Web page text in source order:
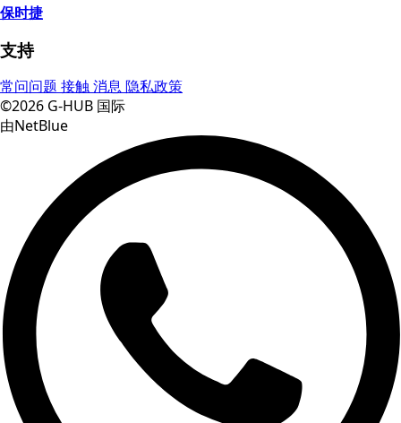
保时捷
支持
常问问题 接触消息隐私政策
©2026 G-HUB 国际
由NetBlue